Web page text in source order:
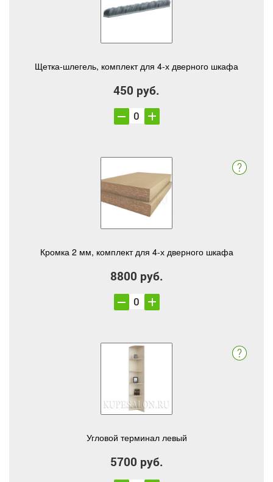
Щетка-шлегель, комплект для 4-х дверного шкафа
450 руб.
Кромка 2 мм, комплект для 4-х дверного шкафа
8800 руб.
Угловой терминал левый
5700 руб.